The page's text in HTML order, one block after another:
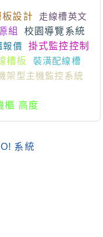
板設計
走線槽英文
組
校園導覽系統
報價
掛式監控控制
槽板
裝潢配線槽
架型主機監控系統
櫃 高度
系統